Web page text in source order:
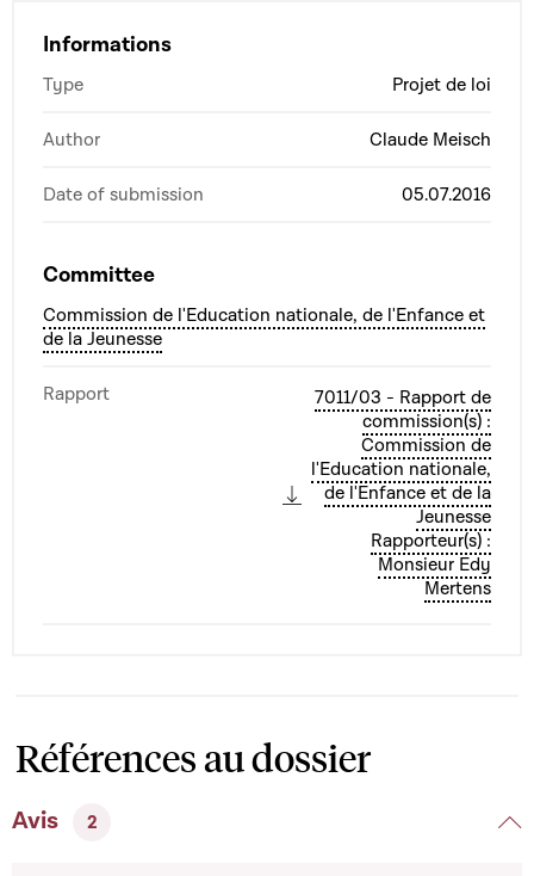
Informations
Type Projet de loi
Author Claude Meisch
Date of submission 05.07.2016
Committee
Commission de l'Education nationale, de l'Enfance et
de la Jeunesse
Rapport
7011/03 - Rapport de
commission(s) :
Commission de
l'Education nationale,
de l'Enfance et de la
Jeunesse
Rapporteur(s) :
Monsieur Edy
Mertens
Références au dossier
Avis 2